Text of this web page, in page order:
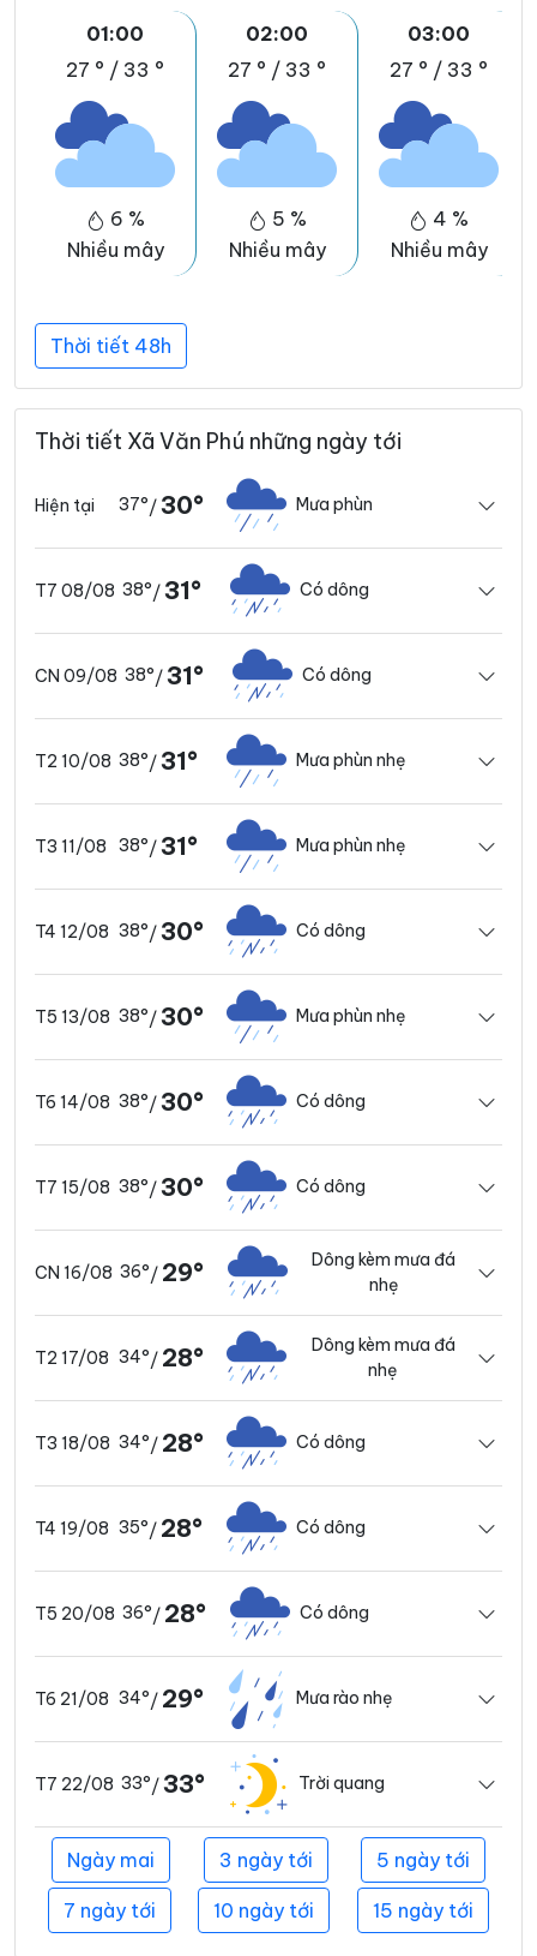
01:00
27 ° / 33 °
6 %
Nhiều mây
02:00
27 ° / 33 °
5 %
Nhiều mây
03:00
27 ° / 33 °
4 %
Nhiều mây
Thời tiết 48h
Thời tiết Xã Văn Phú những ngày tới
Hiện tại 37°/30° Mưa phùn
T7 08/08 38°/31° Có dông
CN 09/08 38°/31° Có dông
T2 10/08 38°/31° Mưa phùn nhẹ
T3 11/08 38°/31° Mưa phùn nhẹ
T4 12/08 38°/30° Có dông
T5 13/08 38°/30° Mưa phùn nhẹ
T6 14/08 38°/30° Có dông
T7 15/08 38°/30° Có dông
CN 16/08 36°/ 29°
Dông kèm mưa đá
nhẹ
T2 17/08 34°/ 28°
Dông kèm mưa đá
nhẹ
T3 18/08 34°/ 28° Có dông
T4 19/08 35°/ 28° Có dông
T5 20/08 36°/ 28° Có dông
T6 21/08 34°/ 29° Mưa rào nhẹ
T7 22/08 33°/33° Trời quang
Ngày mai 3 ngày tới 5 ngày tới
7 ngày tới 10 ngày tới 15 ngày tới